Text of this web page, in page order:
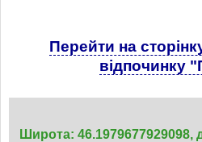
Перейти на
відпочинку
Широта: 46.1979677929098,